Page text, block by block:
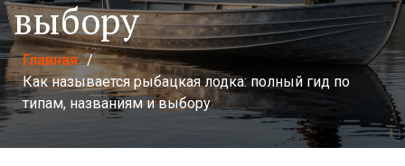
выбору
Главная /
Как называется рыбацкая лодка: полный гид по
типам, названиям и выбору